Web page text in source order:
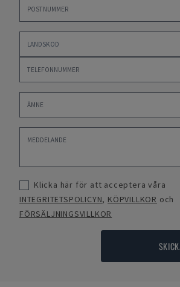
Klicka här för att acceptera våra
INTEGRITETSPOLICYN, KÖPVILLKOR och
FÖRSÄLJNINGSVILLKOR